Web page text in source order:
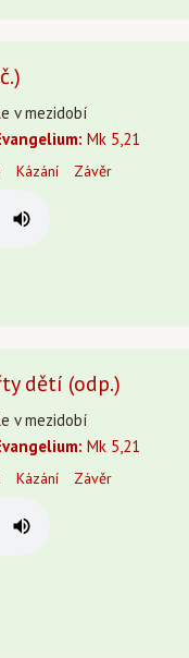
v mezidobí
Mk 5,21
Kázání Závěr
dětí (odp.)
v mezidobí
Mk 5,21
Kázání Závěr